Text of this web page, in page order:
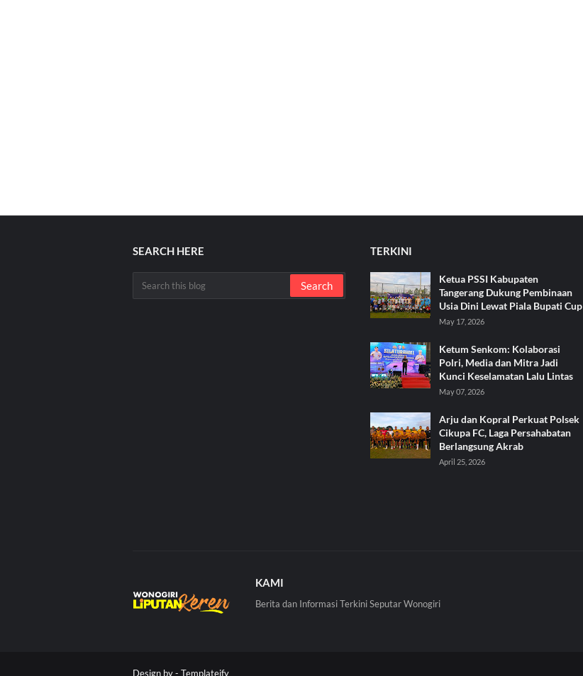
SEARCH HERE TERKINI
Ketua PSSI Kabupaten
Tangerang Dukung Pembinaan
Usia Dini Lewat Piala Bupati Cup
May 17, 2026
Ketum Senkom: Kolaborasi
Polri, Media dan Mitra Jadi
Kunci Keselamatan Lalu Lintas
May 07, 2026
Arju dan Kopral Perkuat Polsek
Cikupa FC, Laga Persahabatan
Berlangsung Akrab
April 25, 2026
KAMI
Berita dan Informasi Terkini Seputar Wonogiri
Design by - Templateify